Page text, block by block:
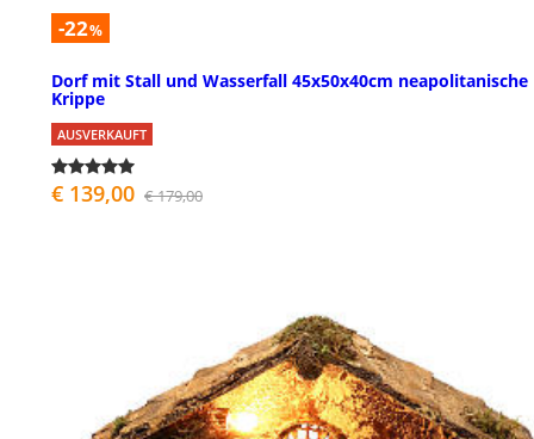
-22%
Dorf mit Stall und Wasserfall 45x50x40cm neapolitanische
Krippe
AUSVERKAUFT
€ 139,00 € 179,00